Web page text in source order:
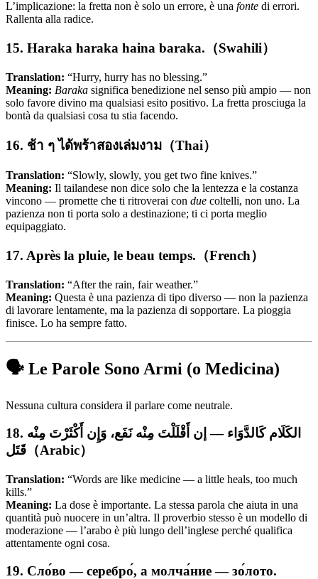
L’implicazione: la fretta non è solo un errore, è una fonte di errori.
Rallenta alla radice.
15. Haraka haraka haina baraka.（Swahili）
Translation: “Hurry, hurry has no blessing.”
Meaning: Baraka significa benedizione nel senso più ampio — non
solo favore divino ma qualsiasi esito positivo. La fretta prosciuga la
bontà da qualsiasi cosa tu stia facendo.
16. ช้า ๆ ได้พร้าสองเล่มงาม（Thai）
Translation: “Slowly, slowly, you get two fine knives.”
Meaning: Il tailandese non dice solo che la lentezza e la costanza
vincono — promette che ti ritroverai con due coltelli, non uno. La
pazienza non ti porta solo a destinazione; ti ci porta meglio
equipaggiato.
17. Après la pluie, le beau temps.（French）
Translation: “After the rain, fair weather.”
Meaning: Questa è una pazienza di tipo diverso — non la pazienza
di lavorare lentamente, ma la pazienza di sopportare. La pioggia
finisce. Lo ha sempre fatto.
🗣️ Le Parole Sono Armi (o Medicina)
Nessuna cultura considera il parlare come neutrale.
18. الكَلَام كَالدَّوَاء — إن أَقْلَلْتَ مِنْه نَفَع، وَإِن أَكْثَرْتَ مِنْه
قَتَل（Arabic）
Translation: “Words are like medicine — a little heals, too much
kills.”
Meaning: La dose è importante. La stessa parola che aiuta in una
quantità può nuocere in un’altra. Il proverbio stesso è un modello di
moderazione — l’arabo è più lungo dell’inglese perché qualifica
attentamente ogni cosa.
19. Сло́во — серебро́, а молча́ние — зо́лото.